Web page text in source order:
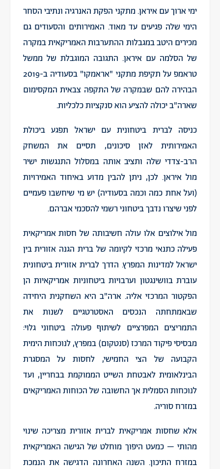
ימי ארוך עם איראן. מתקני הפקת האנרגיה ונתיבי הסחר
הימי שלה פגיעים עד מאוד. האמירותים והסעודים גם
מכירים היטב במגבלות ההתערבות האמריקאית במקרה
של הסלמה עם איראן. התגובה המוגבלת של ממשל
טראמפ על תקיפת מתקני "אראמקו" בסעודיה ב-2019
הבהירה להם שבמקרה של התקפה צבאית המקסימום
שארה"ב יכולה להציע הוא סנקציות כלכליות.
כניסה לברית ביטחונית עם ישראל תפגע ביכולת
האמירותית לאזן סיכונים, תסיים את המשחק
הרב-צדדי שלה ותציב אותה במסלול התנגשות ישיר
מול איראן. לכן, ניתן להבין מדוע באיחוד האמירויות
(ועל אחת כמה וכמה בסעודיה) יש מי שיחשבו פעמיים
לפני שיצרו נדבך ביטחוני רשמי להסכמי אברהם.
מול אילוצים אלו עולה חשיבותה של חסות אמריקאית
פעילה כתנאי מרכזי לקיומה של ברית הגנה אזורית בין
ישראל למדינות המפרץ. הדרך לברית אזורית ביטחונית
עוברת בוושינגטון וערבויות ביטחוניות אמריקאיות הן
הפקטור המרכזי אליה. ארה"ב היא השחקנית היחידה
שבאמתחתה הנכסים האסטרטגיים לשנות את
התמריצים המפרציים לשיתוף פעולה ביטחוני גלוי:
מבסיסי פיקוד המרכז (סנטקום) במפרץ, לנוכחות הימית
הקבועה של הצי החמישי, לחסות על המסגרת
הבינלאומית לאבטחת השייט הממוקמת בבחריין, ועד
לנוכחות הסמלית אך החשובה של הכוחות האמריקאים
במזרח סוריה.
אלא שחסות אמריקאית לברית אזורית מצריכה שינוי
מהותי – כמעט היפוך מוחלט של הגישה האמריקאית
במזרח התיכון. השנה האחרונה הדגישה את הנמכת